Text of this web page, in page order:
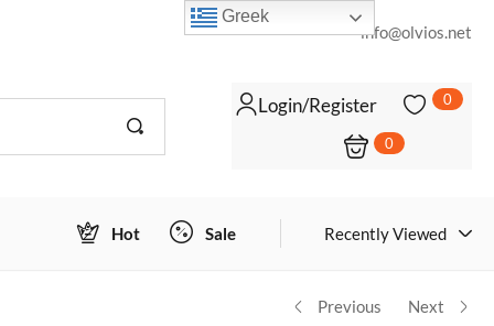
info@olvios.net
Login/Register 0
0
Hot Sale Recently Viewed
Previous Next
Login to view prices
Greek